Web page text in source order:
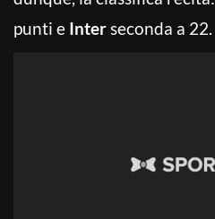
punti e Interseconda a 22.